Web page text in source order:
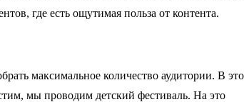
где есть ощутимая польза от контента.
максимальное количество аудитории. В
мы проводим детский фестиваль. На это